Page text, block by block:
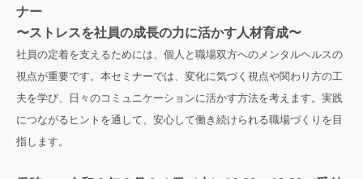
ナー
〜ストレスを社員の成長の力に活かす人材育成〜
社員の定着を支えるためには、個人と職場双方へのメンタルヘルスの
視点が重要です。本セミナーでは、変化に気づく視点や関わり方の工
夫を学び、日々のコミュニケーションに活かす方法を考えます。実践
につながるヒントを通して、安心して働き続けられる職場づくりを目
指します。